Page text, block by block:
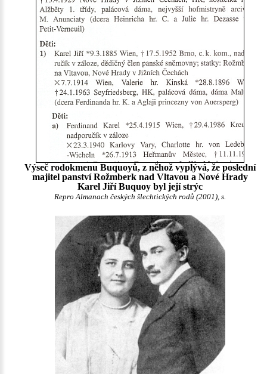
Výseč rodokmenu Buquoyů, z něhož vyplývá, že poslední
majitel panství Rožmberk nad Vltavou a Nové Hrady
Karel Jiří Buquoy byl její strýc
Repro Almanach českých šlechtických rodů (2001), s.